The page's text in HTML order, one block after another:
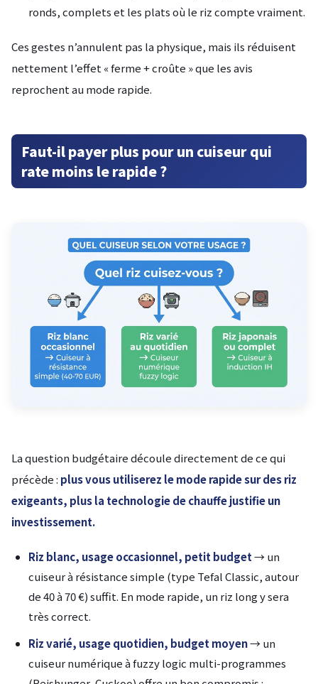
ronds, complets et les plats où le riz compte vraiment.
Ces gestes n’annulent pas la physique, mais ils réduisent
nettement l’effet « ferme + croûte » que les avis
reprochent au mode rapide.
Faut-il payer plus pour un cuiseur qui
rate moins le rapide ?
La question budgétaire découle directement de ce qui
précède : plus vous utiliserez le mode rapide sur des riz
exigeants, plus la technologie de chauffe justifie un
investissement.
Riz blanc, usage occasionnel, petit budget→ un
cuiseur à résistance simple (type Tefal Classic, autour
de 40 à 70 €) suffit. En mode rapide, un riz long y sera
très correct.
Riz varié, usage quotidien, budget moyen→ un
cuiseur numérique à fuzzy logic multi-programmes